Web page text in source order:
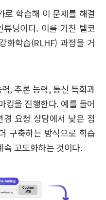
로 학습해 이 문제를 해결
닝이다. 이를 거친 텔코
화학습(RLHF) 과정을 거
, 추론 능력, 통신 특화과
킹을 진행한다. 예를 들어
요청 상담에서 낮은 점
구축하는 방식으로 학습
고도화하는 것이다.